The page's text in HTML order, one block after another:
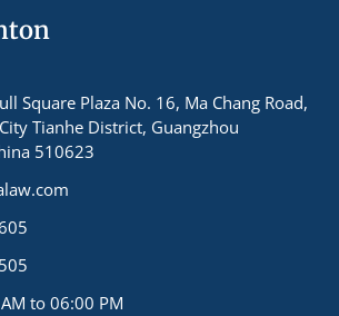
Square Plaza No. 16, Ma Chang Road,
Tianhe District, Guangzhou
510623
to 06:00 PM